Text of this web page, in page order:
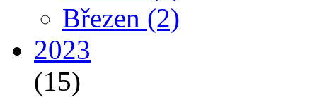
Březen (2)
2023
(15)